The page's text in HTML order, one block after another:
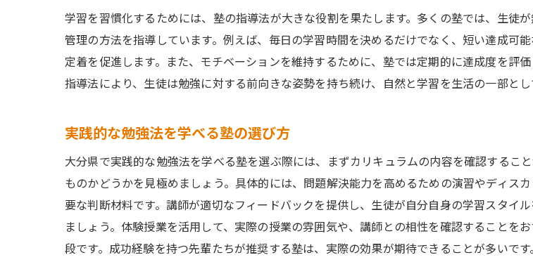
学習を習慣化するためには、塾の指導法が大きな役割を果たします。多くの塾では、生徒
管理の方法を指導しています。例えば、毎日の学習時間を決めるだけでなく、短い達成可
定着を促進します。また、モチベーションを維持するために、塾では定期的に達成度を評
指導法により、生徒は勉強に対する前向きな姿勢を持ち続け、自然と学習を生活の一部と
実践的な勉強法を学べる塾の選び方
大分県で実践的な勉強法を学べる塾を選ぶ際には、まずカリキュラムの内容を確認するこ
ものかどうかを見極めましょう。具体的には、問題解決能力を高めるための演習やディス
要な判断材料です。講師が適切なフィードバックを提供し、生徒が自分自身の学習スタイ
ましょう。体験授業を活用して、実際の授業の雰囲気や、講師との相性を確認することを
段です。成功経験を持つ先輩たちが推奨する塾は、実際の効果が期待できることが多いです。